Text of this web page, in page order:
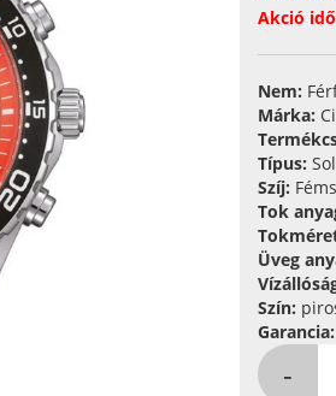
Akció
Nem:
Márka:
Típus:
Szíj:
Tok
Üveg
Szín:
Garancia: